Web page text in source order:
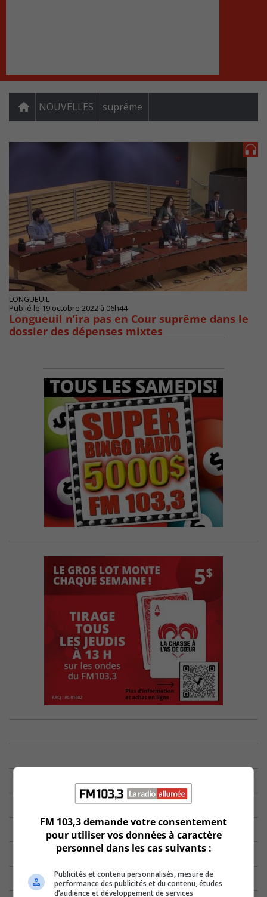
NOUVELLES suprême
LONGUEUIL
Publié le 19 octobre 2022 à 06h44
Longueuil n’ira pas en Cour suprême dans le
dossier des dépenses mixtes
FM 103,3 demande votre consentement
pour utiliser vos données à caractère
personnel dans les cas suivants :
Publicités et contenu personnalisés, mesure de
performance des publicités et du contenu, études
d’audience et développement de services